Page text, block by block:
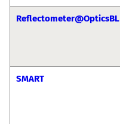
Reflectometer@OpticsBL
SMART